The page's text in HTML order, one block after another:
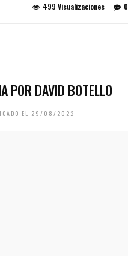
0
499 Visualizaciones
POR DAVID BOTELLO
EL 29/08/2022